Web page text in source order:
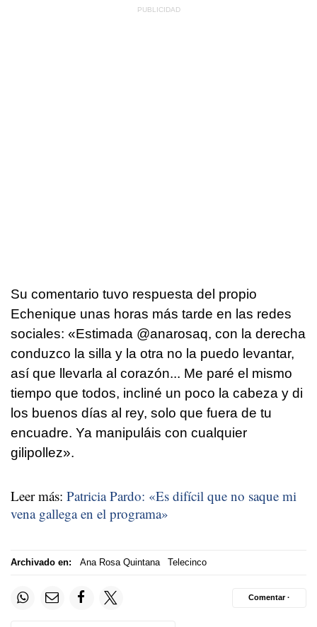
Su comentario tuvo respuesta del propio
Echenique unas horas más tarde en las redes
sociales: «Estimada @anarosaq, con la derecha
conduzco la silla y la otra no la puedo levantar,
así que llevarla al corazón... Me paré el mismo
tiempo que todos, incliné un poco la cabeza y di
los buenos días al rey, solo que fuera de tu
encuadre. Ya manipuláis con cualquier
gilipollez».
Leer más: Patricia Pardo: «Es difícil que no saque mi
vena gallega en el programa»
Archivado en: Ana Rosa Quintana Telecinco
Comentar ·